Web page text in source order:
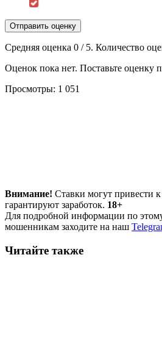
Отправить оценку
Средняя оценка 0 / 5. Количество
Оценок пока нет. Поставьте оценку
Просмотры: 1 051
Внимание! Ставки могут привести
гарантируют заработок. 18+
Для подробной информации по
мошенникам заходите на наш
Читайте также